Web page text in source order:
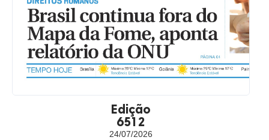
Edição
6512
24/07/2026